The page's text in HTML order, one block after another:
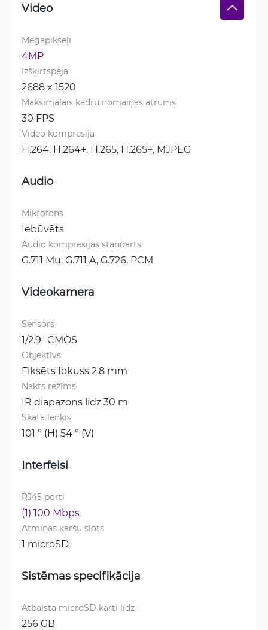
Video
Megapikseļi
4MP
Izšķirtspēja
2688 x 1520
Maksimālais kadru nomaiņas ātrums
30 FPS
Video kompresija
H.264, H.264+, H.265, H.265+, MJPEG
Audio
Mikrofons
Iebūvēts
Audio kompresijas standarts
G.711 Mu, G.711 A, G.726, PCM
Videokamera
Sensors
1/2.9" CMOS
Objektīvs
Fiksēts fokuss 2.8 mm
Nakts režīms
IR diapazons līdz 30 m
Skata leņķis
101 ° (H) 54 ° (V)
Interfeisi
RJ45 porti
(1) 100 Mbps
Atmiņas karšu slots
1 microSD
Sistēmas specifikācija
Atbalsta microSD karti līdz
256 GB